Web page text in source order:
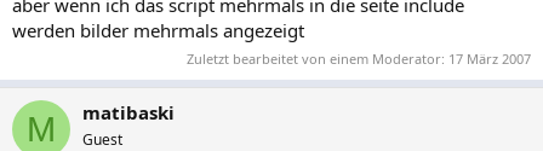
werden bilder mehrmals angezeigt
Zuletzt bearbeitet von einem Moderator: 17 März 2007
M matibaski
Guest